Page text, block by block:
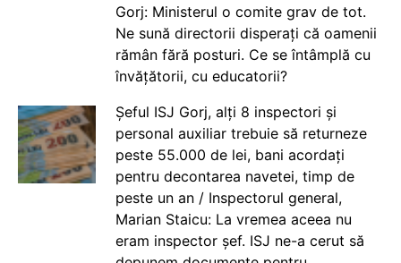
Gorj: Ministerul o comite grav de tot.
Ne sună directorii disperați că oamenii
rămân fără posturi. Ce se întâmplă cu
învățătorii, cu educatorii?
Șeful ISJ Gorj, alți 8 inspectori și
personal auxiliar trebuie să returneze
peste 55.000 de lei, bani acordați
pentru decontarea navetei, timp de
peste un an / Inspectorul general,
Marian Staicu: La vremea aceea nu
eram inspector șef. ISJ ne-a cerut să